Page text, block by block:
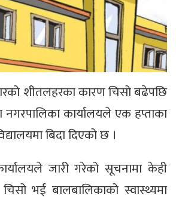
शीतलहरका कारण चिसो बढेपछि
नगरपालिका कार्यालयले एक हप्ताका
बिदा दिएको छ ।
जारी गरेको सूचनामा केही
भई बालबालिकाको स्वास्थ्यमा